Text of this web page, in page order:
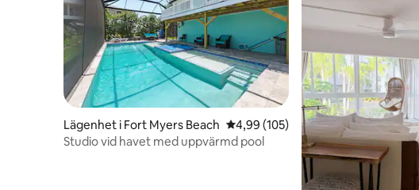
Lägenhet i Fort Myers Beach 4,99 av 5 i genomsnittligt betyg,
4,99 (105)
Studio vid havet med uppvärmd pool